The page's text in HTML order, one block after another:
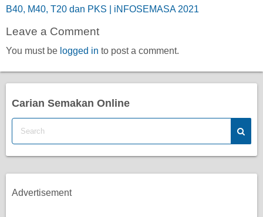
B40, M40, T20 dan PKS | iNFOSEMASA 2021
Leave a Comment
You must be logged in to post a comment.
Carian Semakan Online
Advertisement